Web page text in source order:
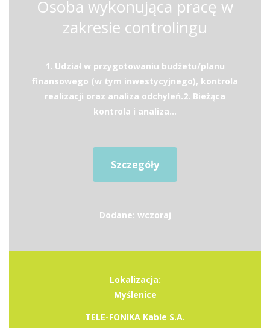
Osoba wykonująca pracę w
zakresie controlingu
1. Udział w przygotowaniu budżetu/planu
finansowego (w tym inwestycyjnego), kontrola
realizacji oraz analiza odchyleń.2. Bieżąca
kontrola i analiza...
Szczegóły
Dodane: wczoraj
Lokalizacja:
Myślenice
TELE-FONIKA Kable S.A.